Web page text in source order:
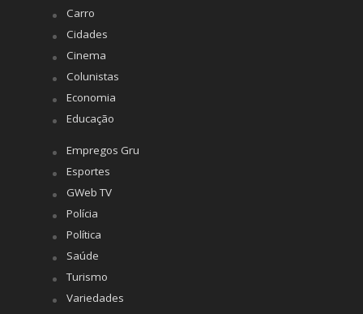
Carro
Cidades
Cinema
Colunistas
Economia
Educação
Empregos Gru
Esportes
GWeb TV
Polícia
Política
Saúde
Turismo
Variedades